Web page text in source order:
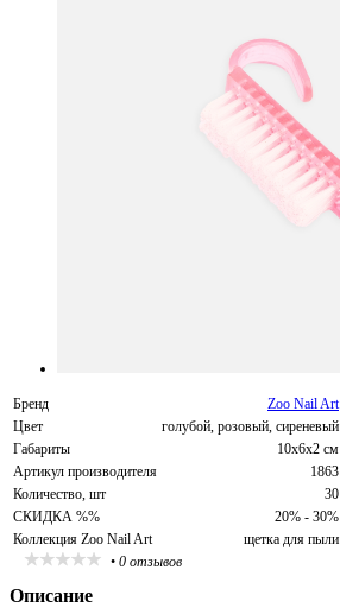
Бренд
Zoo Nail Art
Цвет
голубой, розовый, сиреневый
Габариты
10х6х2 см
Артикул производителя
1863
Количество, шт
30
СКИДКА %%
20% - 30%
Коллекция Zoo Nail Art
щетка для пыли
• 0 отзывов
Описание